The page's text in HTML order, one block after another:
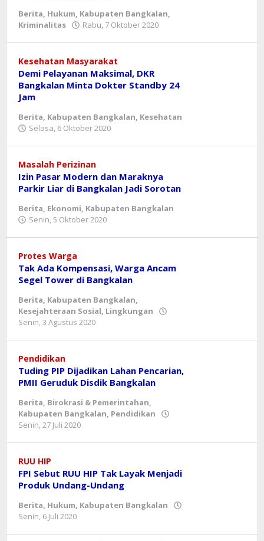
Berita, Hukum, Kabupaten Bangkalan,
Kriminalitas
Rabu, 7 Oktober 2020
Kesehatan Masyarakat
Demi Pelayanan Maksimal, DKR
Bangkalan Minta Dokter Standby 24
Jam
Berita, Kabupaten Bangkalan, Kesehatan
Selasa, 6 Oktober 2020
Masalah Perizinan
Izin Pasar Modern dan Maraknya
Parkir Liar di Bangkalan Jadi Sorotan
Berita, Ekonomi, Kabupaten Bangkalan
Senin, 5 Oktober 2020
Protes Warga
Tak Ada Kompensasi, Warga Ancam
Segel Tower di Bangkalan
Berita, Kabupaten Bangkalan,
Kesejahteraan Sosial, Lingkungan
Senin, 3 Agustus 2020
Pendidikan
Tuding PIP Dijadikan Lahan Pencarian,
PMII Geruduk Disdik Bangkalan
Berita, Birokrasi & Pemerintahan,
Kabupaten Bangkalan, Pendidikan
Senin, 27 Juli 2020
RUU HIP
FPI Sebut RUU HIP Tak Layak Menjadi
Produk Undang-Undang
Berita, Hukum, Kabupaten Bangkalan
Senin, 6 Juli 2020